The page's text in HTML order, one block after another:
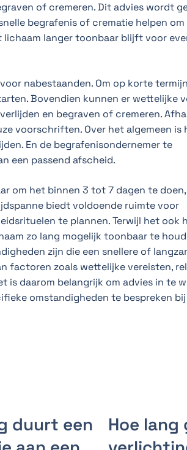
of cremeren. Dit advies wordt
begrafenis of crematie helpen
langer toonbaar blijft voor
nabestaanden. Om op korte termijn
Bovendien kunnen er wettelijke
en begraven of cremeren.
voorschriften. Over het algemeen is
En de begrafenisondernemer te
een passend afscheid.
om het binnen 3 tot 7 dagen te
biedt voldoende ruimte voor
te plannen. Terwijl het ook
zo lang mogelijk toonbaar te
zijn die een snellere of
factoren zoals wettelijke vereisten,
is daarom belangrijk om advies in te
omstandigheden te bespreken
duurt een
Hoe lang